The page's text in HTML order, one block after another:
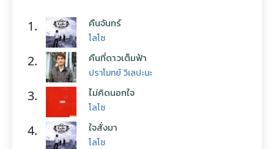
1. คืนจันทร์
โลโซ
2. คืนที่ดาวเต็มฟ้า
ปราโมทย์ วิเลปะนะ
3. ไม่คิดนอกใจ
โลโซ
4. ใจสั่งมา
โลโซ